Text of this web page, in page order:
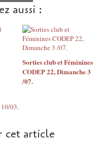
aussi :
Sorties club et Féminines
CODEP 22, Dimanche 3
/07.
03.
cet article